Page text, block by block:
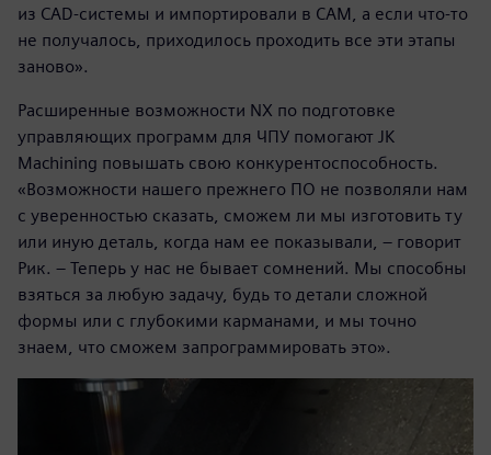
из CAD-системы и импортировали в САМ, а если что-то
не получалось, приходилось проходить все эти этапы
заново».
Расширенные возможности NX по подготовке
управляющих программ для ЧПУ помогают JK
Machining повышать свою конкурентоспособность.
«Возможности нашего прежнего ПО не позволяли нам
с уверенностью сказать, сможем ли мы изготовить ту
или иную деталь, когда нам ее показывали, – говорит
Рик. – Теперь у нас не бывает сомнений. Мы способны
взяться за любую задачу, будь то детали сложной
формы или с глубокими карманами, и мы точно
знаем, что сможем запрограммировать это».